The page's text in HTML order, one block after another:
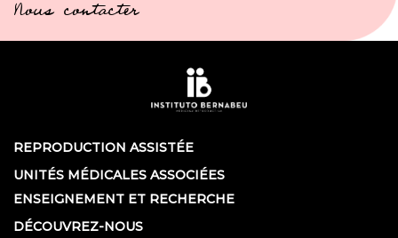
Nous contacter
REPRODUCTION ASSISTÉE
UNITÉS MÉDICALES ASSOCIÉES
ENSEIGNEMENT ET RECHERCHE
DÉCOUVREZ-NOUS